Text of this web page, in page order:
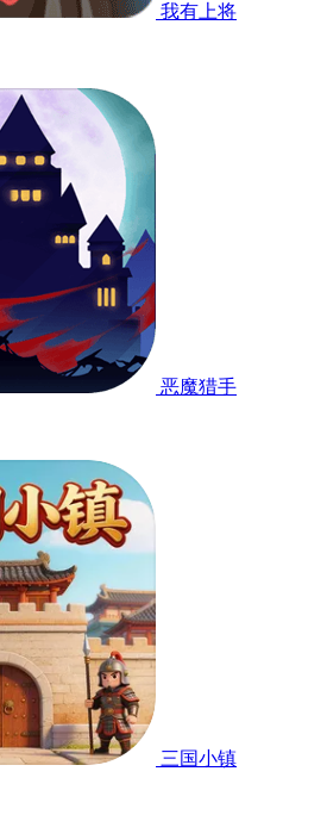
我有上将
恶魔猎手
三国小镇